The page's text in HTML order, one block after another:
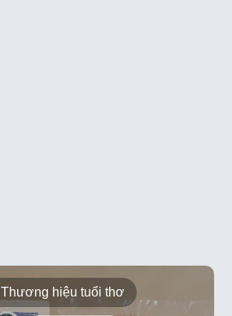
Thương hiệu tuổi thơ